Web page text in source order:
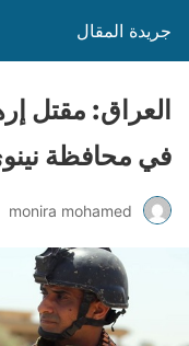
جريدة المقال
العراق: مقتل
في محافظة
monira mohamed